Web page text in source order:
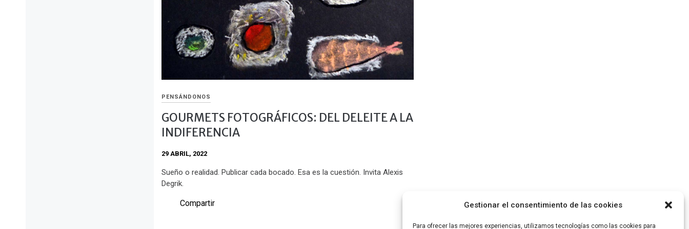
Gestionar el consentimiento de las cookies
Para ofrecer las mejores experiencias, utilizamos tecnologías como las cookies para
PENSÁNDONOS
GOURMETS FOTOGRÁFICOS: DEL DELEITE A LA
INDIFERENCIA
29 ABRIL, 2022
Sueño o realidad. Publicar cada bocado. Esa es la cuestión. Invita Alexis
Degrik.
Compartir